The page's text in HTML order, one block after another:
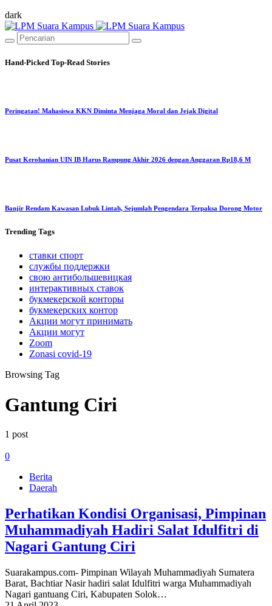
dark
Hand-Picked Top-Read Stories
Peringatan! Mahasiswa KKN Diminta Menjaga Moral dan Jejak Digital
Pusat Kerohanian UIN IB Harus Rampung Akhir 2026 dengan Anggaran Rp18,6 M
Banjir Rendam Kawasan Lubuk Lintah, Sejumlah Pengendara Terpaksa Dorong Motor
Trending Tags
ставки спорт
службы поддержки
свою антибольшевицкая
интерактивных ставок
букмекерской конторы
букмекерских контор
Акции могут принимать
Акции могут
Zoom
Zonasi covid-19
Browsing Tag
Gantung Ciri
1 post
0
Berita
Daerah
Perhatikan Kondisi Organisasi, Pimpinan
Muhammadiyah Hadiri Salat Idulfitri di
Nagari Gantung Ciri
Suarakampus.com- Pimpinan Wilayah Muhammadiyah Sumatera
Barat, Bachtiar Nasir hadiri salat Idulfitri warga Muhammadiyah
Nagari gantuang Ciri, Kabupaten Solok…